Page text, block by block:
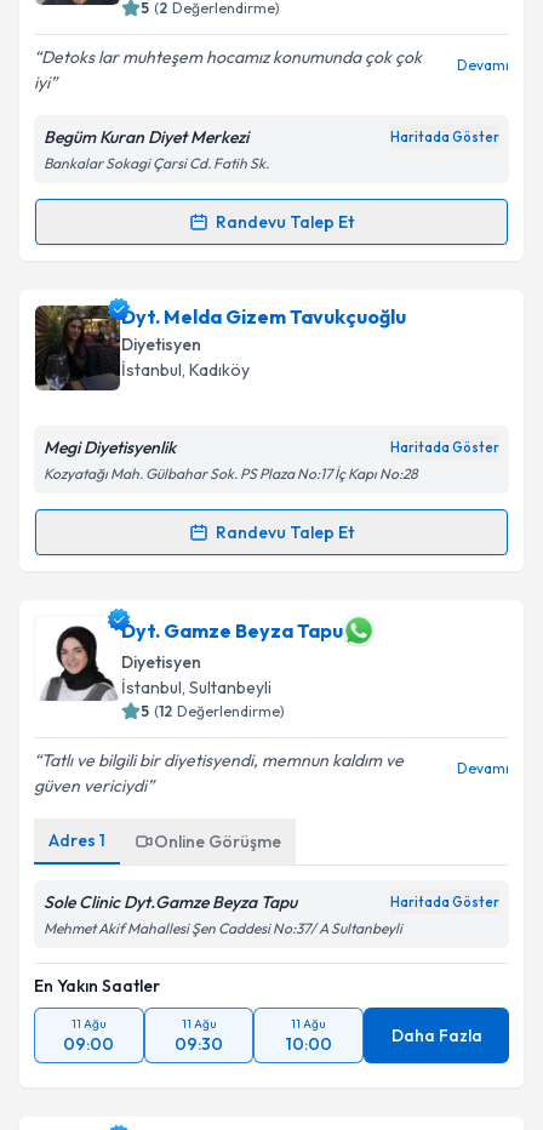
5 (2 Değerlendirme)
Detoks lar muhteşem hocamız konumunda çok çok
iyi
Devamı
Begüm Kuran Diyet Merkezi Haritada Göster
Bankalar Sokagi Çarsi Cd. Fatih Sk.
Randevu Talep Et
Randevu Takvimi Talebi
Dyt. Begüm KURANiçin randevu takvimi talebi
oluşturun. Size bu uzmandan randevu almanız için bir
takvim hazırlandığında e-posta ile bilgilendireceğiz.
Kişisel verilerimin işlenmesine ilişkin
Metni'ni okudum ve kişisel verilerimin belirtilen
Takvim Talebini Gönder
Dyt. Melda Gizem Tavukçuoğlu
Diyetisyen
İstanbul, Kadıköy
Megi Diyetisyenlik Haritada Göster
Kozyatağı Mah. Gülbahar Sok. PS Plaza No:17 İç Kapı No:28
Randevu Talep Et
Randevu Takvimi Talebi
Dyt. Melda Gizem Tavukçuoğluiçin randevu takvimi
talebi oluşturun. Size bu uzmandan randevu almanız
için bir takvim hazırlandığında e-posta ile
bilgilendireceğiz.
E-posta Adresiniz
Kişisel verilerimin işlenmesine ilişkinAydınlatma
kapsamda işlenmesini kabul ediyorum.
Dyt. Gamze Beyza Tapu
Diyetisyen
İstanbul, Sultanbeyli
5 (12 Değerlendirme)
Tatlı ve bilgili bir diyetisyendi, memnun kaldım ve
güven vericiydi
Devamı
Adres 1 Online Görüşme
Sole Clinic Dyt.Gamze Beyza Tapu Haritada Göster
Mehmet Akif Mahallesi Şen Caddesi No:37/ A Sultanbeyli
En Yakın Saatler
11 Ağu
09:00
11 Ağu
09:30
11 Ağu
10:00 Daha Fazla